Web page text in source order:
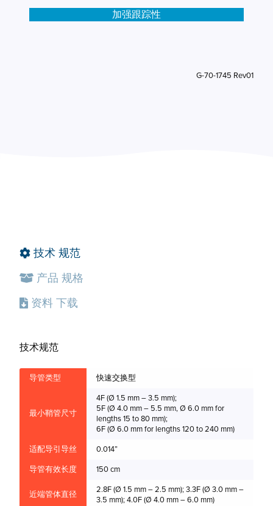
加强跟踪性
G-70-1745 Rev01
技术 规范
产品 规格
资料下载
技术规范
导管类型 快速交换型
最小鞘管尺寸
4F (Ø 1.5 mm – 3.5 mm);
5F (Ø 4.0 mm – 5.5 mm, Ø 6.0 mm for
lengths 15 to 80 mm);
6F (Ø 6.0 mm for lengths 120 to 240 mm)
适配导引导丝 0.014”
导管有效长度 150 cm
近端管体直径
2.8F (Ø 1.5 mm – 2.5 mm); 3.3F (Ø 3.0 mm –
3.5 mm); 4.0F (Ø 4.0 mm – 6.0 mm)